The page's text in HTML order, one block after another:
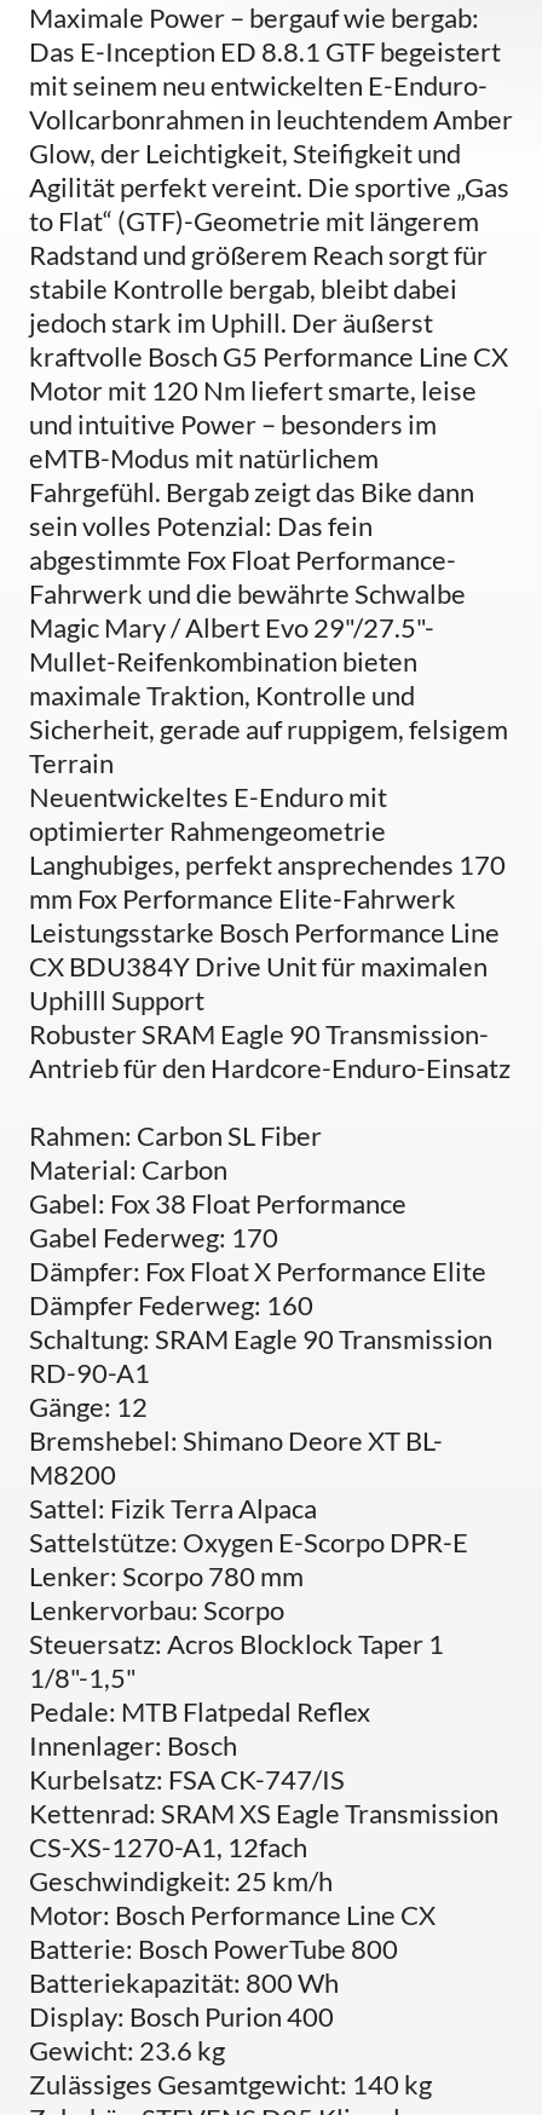
Maximale Power – bergauf wie bergab:
Das E-Inception ED 8.8.1 GTF begeistert
mit seinem neu entwickelten E-Enduro-
Vollcarbonrahmen in leuchtendem Amber
Glow, der Leichtigkeit, Steifigkeit und
Agilität perfekt vereint. Die sportive „Gas
to Flat“ (GTF)-Geometrie mit längerem
Radstand und größerem Reach sorgt für
stabile Kontrolle bergab, bleibt dabei
jedoch stark im Uphill. Der äußerst
kraftvolle Bosch G5 Performance Line CX
Motor mit 120 Nm liefert smarte, leise
und intuitive Power – besonders im
eMTB-Modus mit natürlichem
Fahrgefühl. Bergab zeigt das Bike dann
sein volles Potenzial: Das fein
abgestimmte Fox Float Performance-
Fahrwerk und die bewährte Schwalbe
Magic Mary / Albert Evo 29"/27.5"-
Mullet-Reifenkombination bieten
maximale Traktion, Kontrolle und
Sicherheit, gerade auf ruppigem, felsigem
Terrain
Neuentwickeltes E-Enduro mit
optimierter Rahmengeometrie
Langhubiges, perfekt ansprechendes 170
mm Fox Performance Elite-Fahrwerk
Leistungsstarke Bosch Performance Line
CX BDU384Y Drive Unit für maximalen
Uphilll Support
Robuster SRAM Eagle 90 Transmission-
Antrieb für den Hardcore-Enduro-Einsatz
Rahmen: Carbon SL Fiber
Material: Carbon
Gabel: Fox 38 Float Performance
Gabel Federweg: 170
Dämpfer: Fox Float X Performance Elite
Dämpfer Federweg: 160
Schaltung: SRAM Eagle 90 Transmission
RD-90-A1
Gänge: 12
Bremshebel: Shimano Deore XT BL-
M8200
Sattel: Fizik Terra Alpaca
Sattelstütze: Oxygen E-Scorpo DPR-E
Lenker: Scorpo 780 mm
Lenkervorbau: Scorpo
Steuersatz: Acros Blocklock Taper 1
1/8"-1,5"
Pedale: MTB Flatpedal Reflex
Innenlager: Bosch
Kurbelsatz: FSA CK-747/IS
Kettenrad: SRAM XS Eagle Transmission
CS-XS-1270-A1, 12fach
Geschwindigkeit: 25 km/h
Motor: Bosch Performance Line CX
Batterie: Bosch PowerTube 800
Batteriekapazität: 800 Wh
Display: Bosch Purion 400
Gewicht: 23.6 kg
Zulässiges Gesamtgewicht: 140 kg